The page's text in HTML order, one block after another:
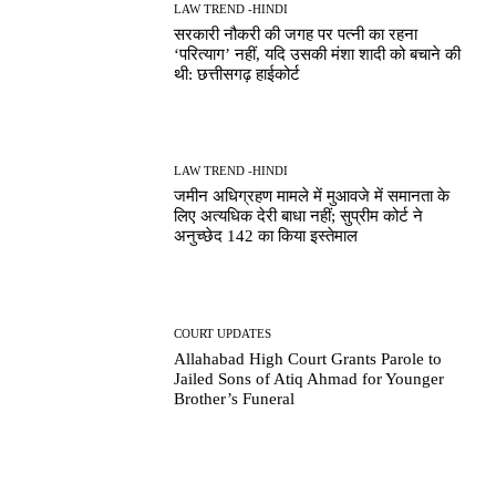
LAW TREND -HINDI
सरकारी नौकरी की जगह पर पत्नी का रहना
‘परित्याग’ नहीं, यदि उसकी मंशा शादी को बचाने की
थी: छत्तीसगढ़ हाईकोर्ट
LAW TREND -HINDI
जमीन अधिग्रहण मामले में मुआवजे में समानता के
लिए अत्यधिक देरी बाधा नहीं; सुप्रीम कोर्ट ने
अनुच्छेद 142 का किया इस्तेमाल
COURT UPDATES
Allahabad High Court Grants Parole to
Jailed Sons of Atiq Ahmad for Younger
Brother’s Funeral